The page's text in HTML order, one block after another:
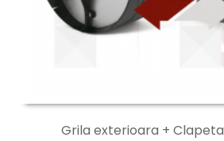
Grila exterioara +